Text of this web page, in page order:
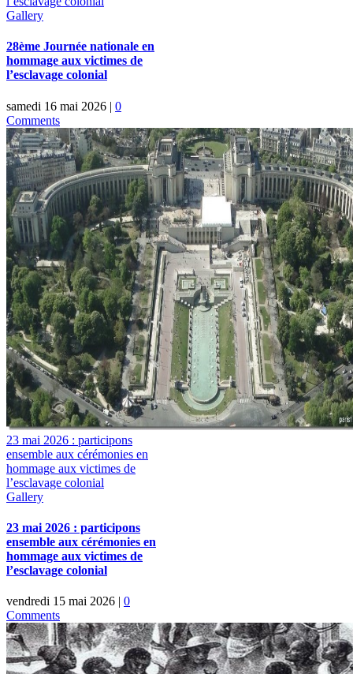
Gallery
28ème Journée nationale en
hommage aux victimes de
l’esclavage colonial
samedi 16 mai 2026 | 0
Comments
23 mai 2026 : participons
ensemble aux cérémonies en
hommage aux victimes de
l’esclavage colonial
Gallery
23 mai 2026 : participons
ensemble aux cérémonies en
hommage aux victimes de
l’esclavage colonial
vendredi 15 mai 2026 | 0
Comments